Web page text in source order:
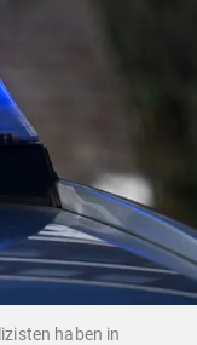
haben in